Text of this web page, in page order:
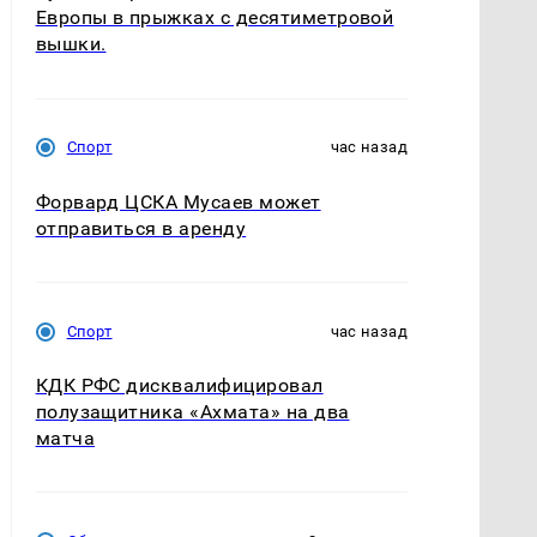
Европы в прыжках с десятиметровой
вышки.
Спорт час назад
Форвард ЦСКА Мусаев может
отправиться в аренду
Спорт час назад
КДК РФС дисквалифицировал
полузащитника «Ахмата» на два
матча